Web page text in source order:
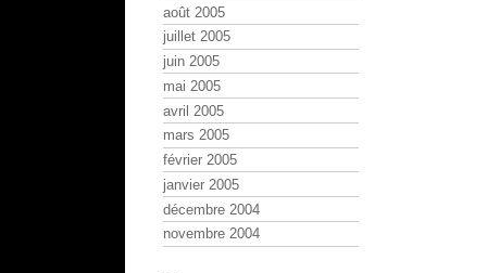
août 2005
juillet 2005
juin 2005
mai 2005
avril 2005
mars 2005
février 2005
janvier 2005
décembre 2004
novembre 2004